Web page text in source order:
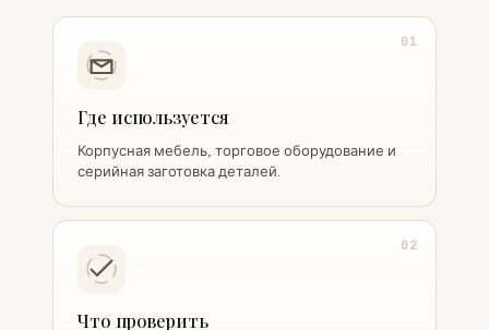
01
Где используется
Корпусная мебель, торговое оборудование и
серийная заготовка деталей.
02
Что проверить